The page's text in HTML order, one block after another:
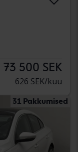
73 500 SEK
626 SEK/kuu
31 Pakkumised